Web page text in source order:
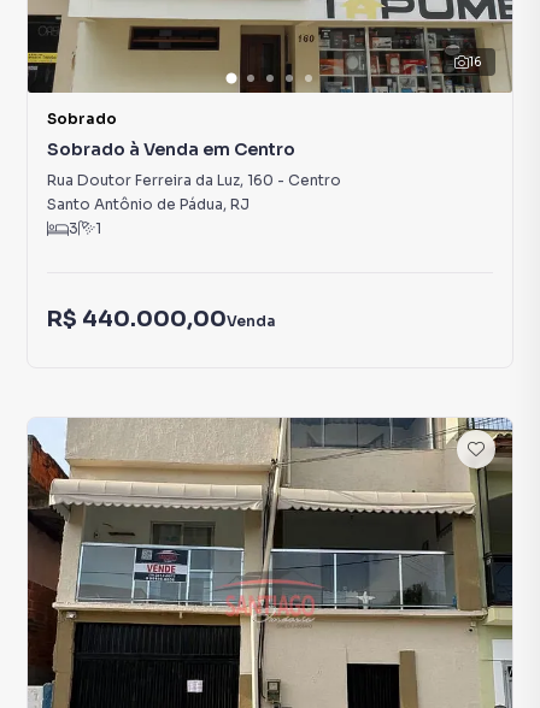
16
Sobrado
Sobrado à Venda em Centro
Rua Doutor Ferreira da Luz, 160 - Centro
Santo Antônio de Pádua, RJ
3
1
R$ 440.000,00Venda